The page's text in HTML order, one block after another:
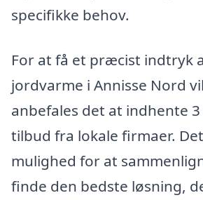
specifikke behov.
For at få et præcist indtryk
jordvarme i Annisse Nord
anbefales det at indhente
tilbud fra lokale firmaer.
mulighed for at
finde den bedste løsning,